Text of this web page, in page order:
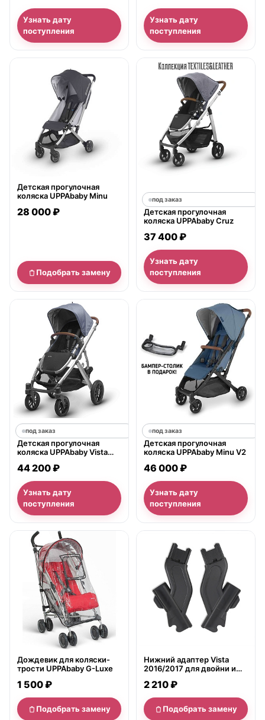
Узнать дату
поступления
Узнать дату
поступления
нет в продаже
Детская прогулочная
коляска UPPAbaby Minu
28 000 ₽
Подобрать замену
под заказ
Детская прогулочная
коляска UPPAbaby Cruz
37 400 ₽
Узнать дату
поступления
под заказ
Детская прогулочная
коляска UPPAbaby Vista
44 200 ₽
Узнать дату
поступления
под заказ
Детская прогулочная
коляска UPPAbaby Minu V2
46 000 ₽
Узнать дату
поступления
нет в продаже
Дождевик для коляски-
трости UPPAbaby G-Luxe
1 500 ₽
Подобрать замену
нет в продаже
Нижний адаптер Vista
2016/2017 для двойни и
2 210 ₽
Подобрать замену